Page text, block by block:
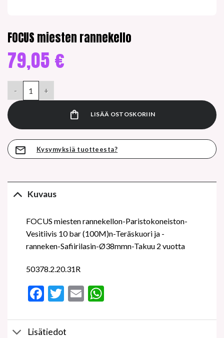
FOCUS miesten rannekello
79,05 €
LISÄÄ OSTOSKORIIN
Kysymyksiä tuotteesta?
Kuvaus
FOCUS miesten rannekellon-Paristokoneiston-
Vesitiivis 10 bar (100M)n-Teräskuori ja -
ranneken-Safiirilasin-Ø38mmn-Takuu 2 vuotta
50378.2.20.31R
Facebook
Twitter
EmailWhatsApp
Lisätiedot